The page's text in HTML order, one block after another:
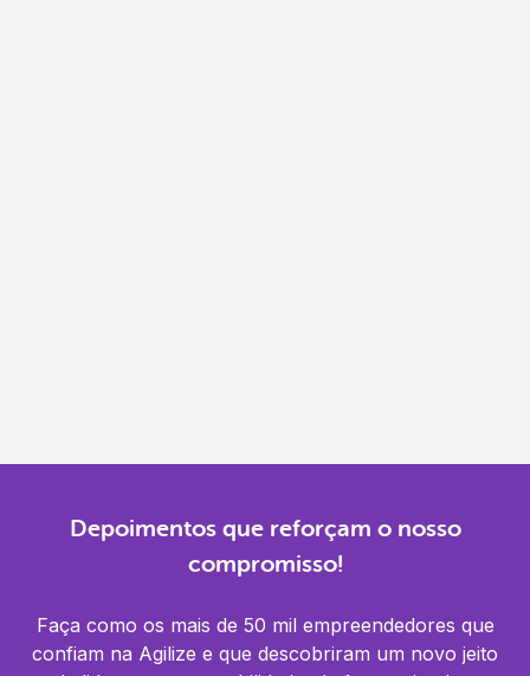
Depoimentos que reforçam o nosso
compromisso!
Faça como os mais de 50 mil empreendedores que
confiam na Agilize e que descobriram um novo jeito